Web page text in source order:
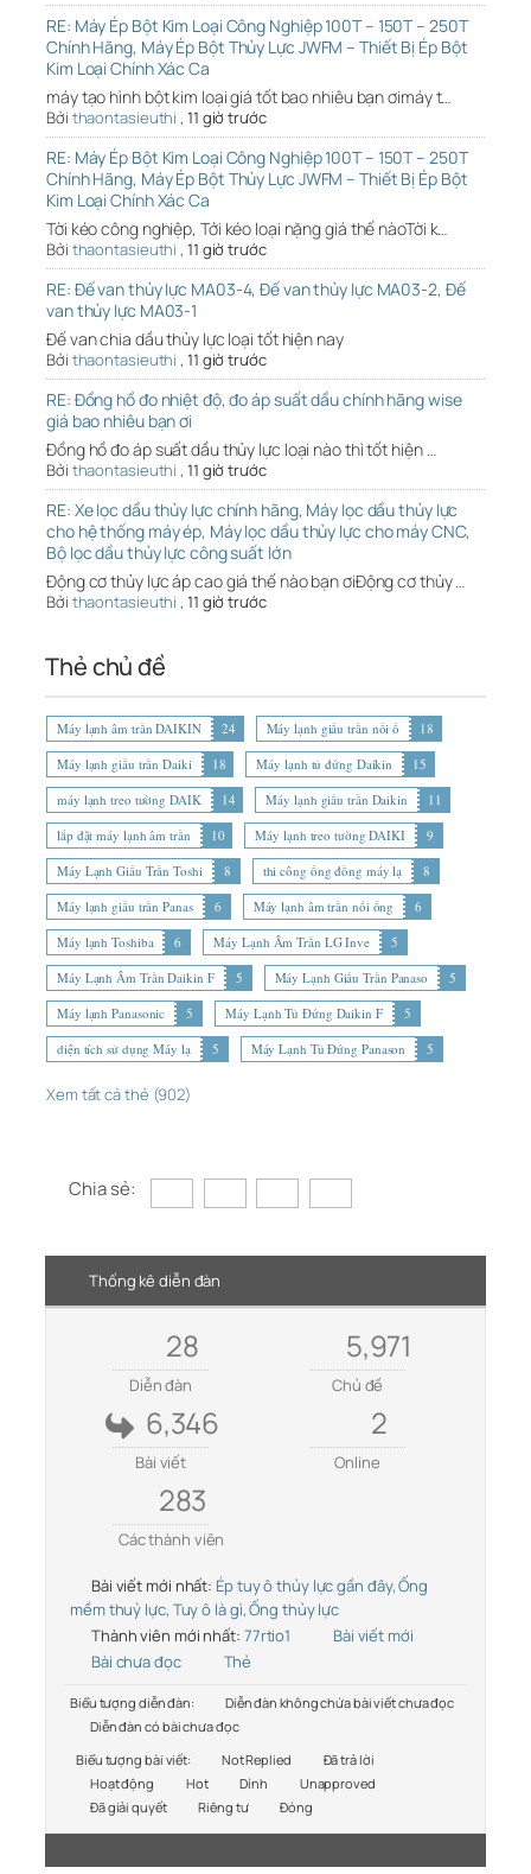
RE: Máy Ép Bột Kim Loại Công Nghiệp 100T – 150T – 250T
Chính Hãng, Máy Ép Bột Thủy Lực JWFM – Thiết Bị Ép Bột
Kim Loại Chính Xác Ca
máy tạo hình bột kim loại giá tốt bao nhiêu bạn ơimáy t…
Bởi thaontasieuthi , 11 giờ trước
RE: Máy Ép Bột Kim Loại Công Nghiệp 100T – 150T – 250T
Chính Hãng, Máy Ép Bột Thủy Lực JWFM – Thiết Bị Ép Bột
Kim Loại Chính Xác Ca
Tời kéo công nghiệp, Tới kéo loại nặng giá thế nàoTời k…
Bởi thaontasieuthi , 11 giờ trước
RE: Đế van thủy lực MA03-4, Đế van thủy lực MA03-2, Đế
van thủy lực MA03-1
Đế van chia dầu thủy lực loại tốt hiện nay
Bởi thaontasieuthi , 11 giờ trước
RE: Đồng hồ đo nhiệt độ, đo áp suất dầu chính hãng wise
giá bao nhiêu bạn ơi
Đồng hồ đo áp suất dầu thủy lực loại nào thì tốt hiện …
Bởi thaontasieuthi , 11 giờ trước
RE: Xe lọc dầu thủy lực chính hãng, Máy lọc dầu thủy lực
cho hệ thống máy ép, Máy lọc dầu thủy lực cho máy CNC,
Bộ lọc dầu thủy lực công suất lớn
Động cơ thủy lực áp cao giá thế nào bạn ơiĐộng cơ thủy …
Bởi thaontasieuthi , 11 giờ trước
Thẻ chủ đề
Máy lạnh âm trần DAIKIN 24 Máy lạnh giấu trần nối ố
18
Máy lạnh giấu trần Daiki
18 Máy lạnh tủ đứng Daikin
15
máy lạnh treo tường DAIK
14 Máy lạnh giấu trần Daikin
11
lắp đặt máy lạnh âm trần
10 Máy lạnh treo tường DAIKI
9
Máy Lạnh Giấu Trần Toshi
8 thi công ống đồng máy lạ
8
Máy lạnh giấu trần Panas
6 Máy lạnh âm trần nối ống
6
Máy lạnh Toshiba
6 Máy Lạnh Âm Trần LG Inve
5
Máy Lạnh Âm Trần Daikin F
5 Máy Lạnh Giấu Trần Panaso
5
Máy lạnh Panasonic
5 Máy Lạnh Tủ Đứng Daikin F
5
diện tích sử dụng Máy lạ
5 Máy Lạnh Tủ Đứng Panason 5
Xem tất cả thẻ (902)
Chia sẻ:
Thống kê diễn đàn
28
Diễn đàn
5,971
Chủ đề
6,346
Bài viết
2
Online
283
Các thành viên
Bài viết mới nhất: Ép tuy ô thủy lực gần đây, Ống
mềm thuỷ lực, Tuy ô là gì, Ống thủy lực
Thành viên mới nhất: 77rtio1
Bài viết mới
Bài chưa đọc
Thẻ
Biểu tượng diễn đàn:
Diễn đàn không chứa bài viết chưa đọc
Diễn đàn có bài chưa đọc
Biểu tượng bài viết:
Not Replied
Đã trả lời
Hoạt động
Hot Dính
Unapproved
Đã giải quyết
Riêng tư Đóng